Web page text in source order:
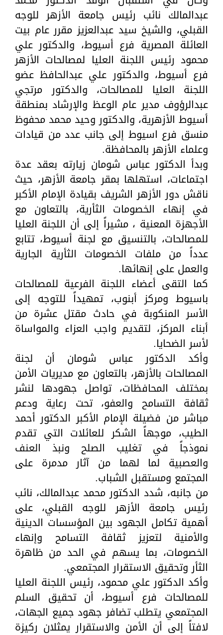
عبدالمالك نائب رئيس جامعة الأزهر للوجه
القبلي، والشيخ سيد عبدالعزيز مقرر عام بيت
العائلة المصرية فرع أسيوط، والدكتور علي
محمود رئيس اللجنة العليا لمصالحات الأزهر
فرع أسيوط، والدكتور علي عبدالحافظ عضو
اللجنة العليا للمصالحات، والدكتور مرتجي
عبدالرؤوف مدير عام الوعظ والإرشاد بمنطقة
أسيوط الأزهرية، والدكتور وحيد محمد محفوظ
منسق فرع اسيوط إلى جانب عدد من قيادات
وعلماء الأزهر بالمحافظة.
وبدأ الدكتور عباس شومان زيارته بعقد عدة
اجتماعات، استهلها بمقر جامعة الأزهر، حيث
ناقش دور الأزهر الشريف بقيادة الإمام الأكبر
في إنهاء الخصومات الثأرية، بالتعاون مع
الأجهزة المعنية ، مشيراً إلى أن اللجنة العليا
للمصالحات، بالتنسيق مع لجنة أسيوط، تتابع
عدداً من ملفات الخصومات الثأرية الجارية
والعمل على إنهائها.
كما التقى أعضاء اللجنة الفرعية للمصالحات
باسيوط ومركز أبنوب، تمهيداً للتوجه إلى
الأسر المنكوبة في حادث مقتل عشرة من
أبناء المركز، لتقديم واجب العزاء والمواساة
لأسر الضحايا.
وأكد الدكتور عباس شومان أن لجنة
المصالحات بالأزهر، بالتعاون مع مديريات الأمن
بمختلف المحافظات، تواصل جهودها لنشر
ثقافة التسامح والعفو، تحت رعاية ودعم
مباشر من فضيلة الإمام الأكبر الدكتور أحمد
الطيب، موجهاً الشكر للعائلات التي تقدم
نموذجاً في تغليب الصلح ونبذ العنف
والعصبية لما لهما من آثار مدمرة على
المجتمع ومستقبل الشباب.
من جانبه، شدد الدكتور محمد عبدالمالك، نائب
رئيس جامعة الأزهر للوجه القبلي، على
أهمية تكامل الجهود بين المؤسسات الدينية
والأمنية لتعزيز ثقافة التسامح وإنهاء
الخصومات، بما يسهم في الحد من ظاهرة
الثأر وتحقيق الاستقرار المجتمعي.
وأكد الدكتور علي محمود، رئيس اللجنة العليا
للمصالحات فرع أسيوط، أن تحقيق السلم
المجتمعي يتطلب تضافر جهود جميع الجهات،
لافتاً إلى أن الأمن والاستقرار يمثلان ركيزة